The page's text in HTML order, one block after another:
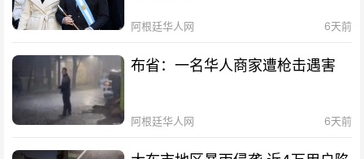
阿根廷华人网 6天前
布省：一名华人商家遭枪击遇害
阿根廷华人网 6天前